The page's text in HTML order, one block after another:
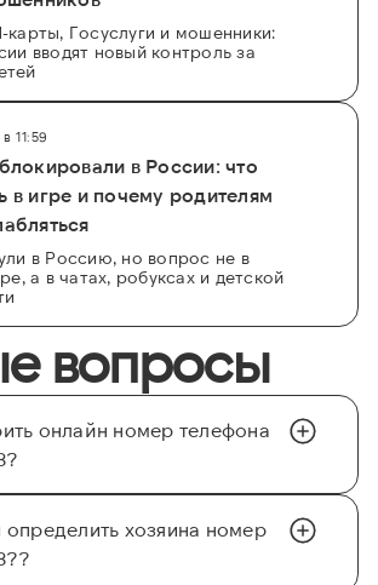
карты, Госуслуги и мошенники:
вводят новый контроль за
11:59
в России: что
в игре и почему родителям
в Россию, но вопрос не в
а в чатах, робуксах и детской
вопросы
онлайн номер телефона
определить хозяина номер